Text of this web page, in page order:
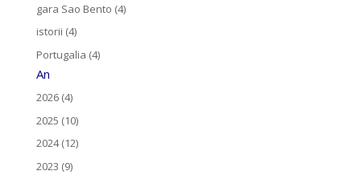
gara Sao Bento (4)
istorii (4)
Portugalia (4)
An
2026 (4)
2025 (10)
2024 (12)
2023 (9)